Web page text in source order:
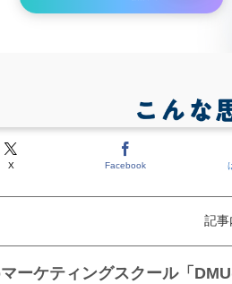
X Facebook
記事
ーケティングスクール「